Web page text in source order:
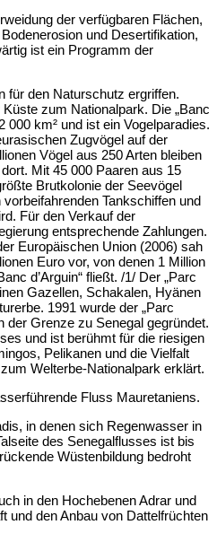
der verfügbaren Flächen,
und Desertifikation,
ist ein Programm der
für den Naturschutz ergriffen.
zum Nationalpark. Die „Banc
000 km² und ist ein Vogelparadies.
Zugvögel auf der
Vögel aus 250 Arten bleiben
Mit 45 000 Paaren aus 15
Brutkolonie der Seevögel
Tankschiffen und
Für den Verkauf der
entsprechende Zahlungen.
Europäischen Union (2006) sah
Euro vor, von denen 1 Million
d’Arguin“ fließt. /1/ Der „Parc
Gazellen, Schakalen, Hyänen
1991 wurde der „Parc
der Grenze zu Senegal gegründet.
und ist berühmt für die riesigen
Pelikanen und die Vielfalt
Welterbe-Nationalpark erklärt.
Fluss Mauretaniens.
in denen sich Regenwasser in
des Senegalflusses ist bis
Wüstenbildung bedroht
in den Hochebenen Adrar und
und den Anbau von Dattelfrüchten